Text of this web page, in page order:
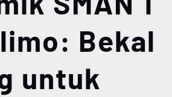
Bekal
untuk